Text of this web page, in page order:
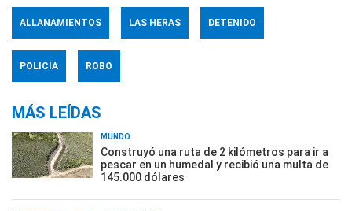
ALLANAMIENTOS LAS HERAS DETENIDO
POLICÍA ROBO
MÁS LEÍDAS
MUNDO
Construyó una ruta de 2 kilómetros para ir a
pescar en un humedal y recibió una multa de
145.000 dólares